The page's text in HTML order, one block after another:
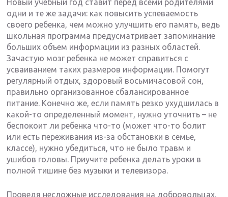
Новый учебный год ставит перед всеми родителями
одни и те же задачи: как повысить успеваемость
своего ребенка, чем можно улучшить его память, ведь
школьная программа предусматривает запоминание
больших объем информации из разных областей.
Зачастую мозг ребенка не может справиться с
усваиванием таких размеров информации. Помогут
регулярный отдых, здоровый восьмичасовой сон,
правильно организованное сбалансированное
питание. Конечно же, если память резко ухудшилась в
какой-то определенный момент, нужно уточнить – не
беспокоит ли ребенка что-то (может что-то болит
или есть переживания из-за обстановки в семье,
классе), нужно убедиться, что не было травм и
ушибов головы. Приучите ребенка делать уроки в
полной тишине без музыки и телевизора.
Проведя несложные исследования на добровольцах,